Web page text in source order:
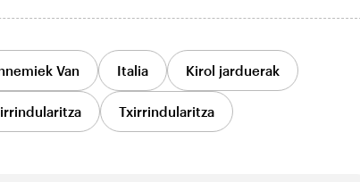
Van Italia Kirol jarduerak
Txirrindularitza